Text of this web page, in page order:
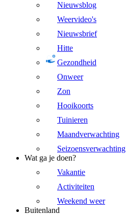
Nieuwsblog
Weervideo's
Nieuwsbrief
Hitte
Gezondheid
Onweer
Zon
Hooikoorts
Tuinieren
Maandverwachting
Seizoensverwachting
Wat ga je doen?
Vakantie
Activiteiten
Weekend weer
Buitenland